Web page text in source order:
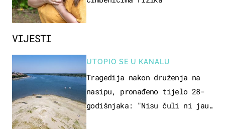
VIJESTI
UTOPIO SE U KANALU
Tragedija nakon druženja na
nasipu, pronađeno tijelo 28-
godišnjaka: "Nisu čuli ni jauk